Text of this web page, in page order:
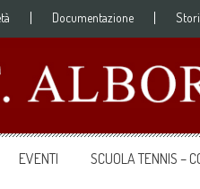
Documentazione
EVENTI SCUOLA TENNIS –